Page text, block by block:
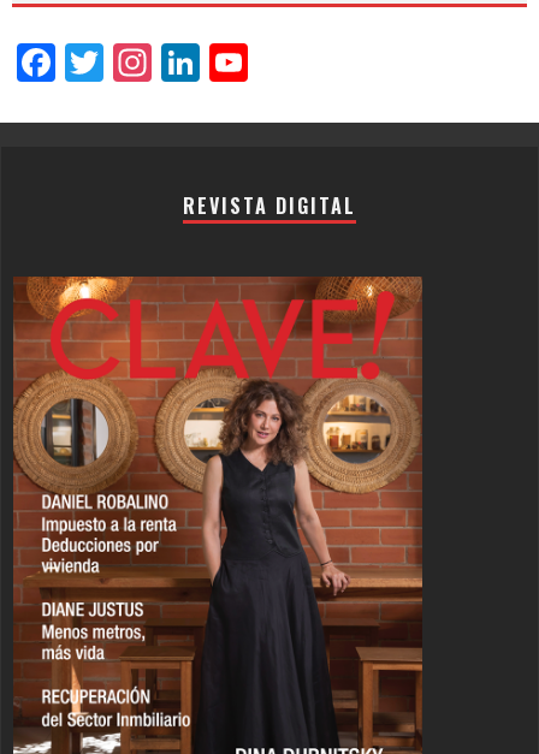
Facebook
Twitter
Instagram
LinkedIn
REVISTA DIGITAL